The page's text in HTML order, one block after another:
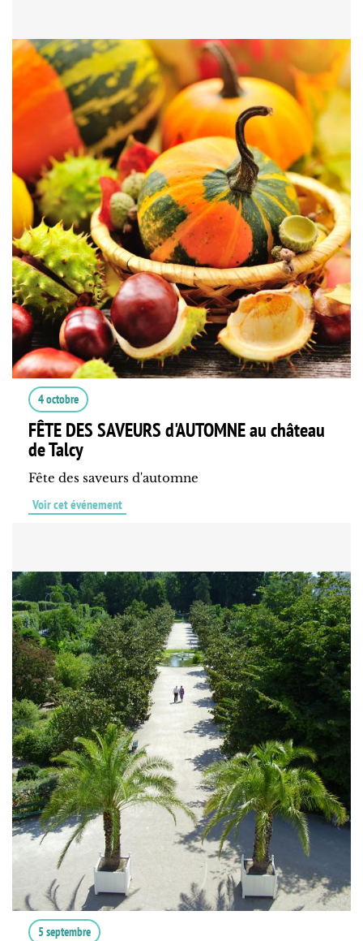
4 octobre
FÊTE DES SAVEURS d'AUTOMNE au château
de Talcy
Fête des saveurs d'automne
Voir cet événement
5 septembre